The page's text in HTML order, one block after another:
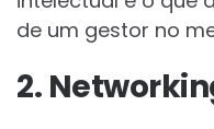
de um gestor no
2.